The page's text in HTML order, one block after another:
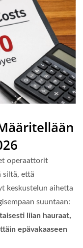
operaattorit
siltä, että
keskustelun aihetta
suuntaan:
liian hauraat,
epävakaaseen